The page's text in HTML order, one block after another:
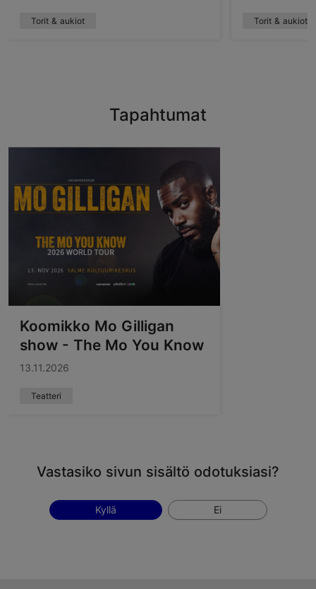
Torit & aukiot Torit & aukiot
Tapahtumat
Koomikko Mo Gilligan
show - The Mo You Know
13.11.2026
Teatteri
Vastasiko sivun sisältö odotuksiasi?
Kyllä Ei